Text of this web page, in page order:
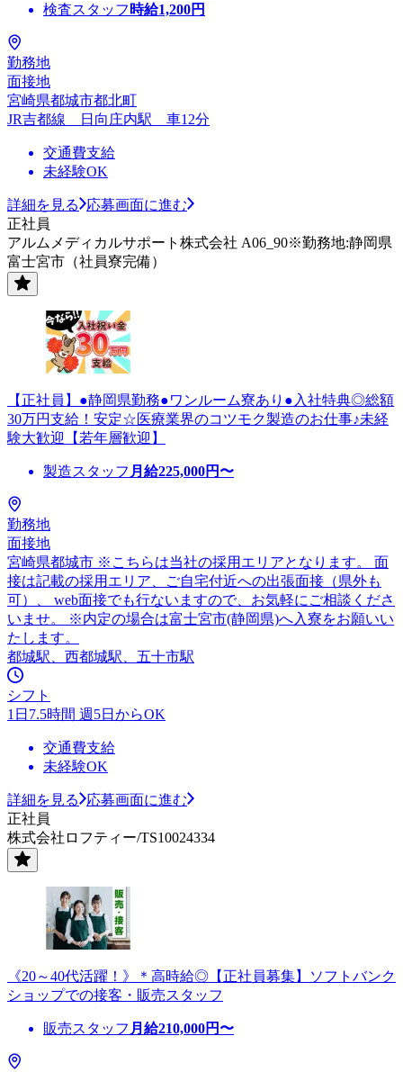
検査スタッフ 時給1,200円
勤務地
面接地
宮崎県都城市都北町
JR吉都線 日向庄内駅 車12分
交通費支給
未経験OK
詳細を見る
応募画面に進む
正社員
アルムメディカルサポート株式会社 A06_90※勤務地:静岡県
富士宮市（社員寮完備）
【正社員】●静岡県勤務●ワンルーム寮あり●入社特典◎総額
30万円支給！安定☆医療業界のコツモク製造のお仕事♪未経
験大歓迎【若年層歓迎】
製造スタッフ 月給225,000円〜
勤務地
面接地
宮崎県都城市 ※こちらは当社の採用エリアとなります。 面
接は記載の採用エリア、ご自宅付近への出張面接（県外も
可）、 web面接でも行ないますので、お気軽にご相談くださ
いませ。 ※内定の場合は富士宮市(静岡県)へ入寮をお願いい
たします。
都城駅、西都城駅、五十市駅
シフト
1日7.5時間 週5日からOK
交通費支給
未経験OK
詳細を見る
応募画面に進む
正社員
株式会社ロフティー/TS10024334
《20～40代活躍！》＊高時給◎【正社員募集】ソフトバンク
ショップでの接客・販売スタッフ
販売スタッフ 月給210,000円〜